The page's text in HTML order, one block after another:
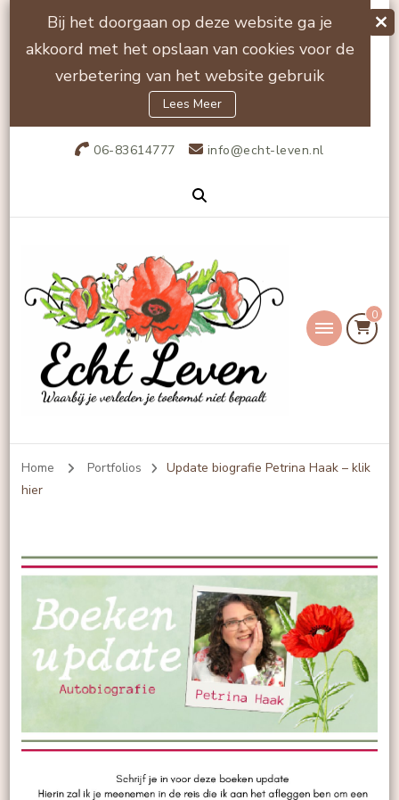
Bij het doorgaan op deze website ga je
akkoord met het opslaan van cookies voor de
verbetering van het website gebruik
Lees Meer
06-83614777 info@echt-leven.nl
Echt-leven
0
Home Portfolios
Update biografie Petrina Haak – klik
hier